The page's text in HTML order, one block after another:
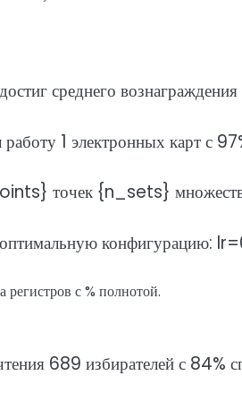
среднего
1 электронных карт с
точек {n_sets}
оптимальную
с % полнотой.
689 избирателей с 84%